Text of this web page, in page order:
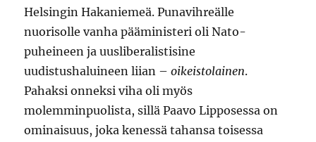
Helsingin Hakaniemeä. Punavihreälle
nuorisolle vanha pääministeri oli Nato-
puheineen ja uusliberalistisine
uudistushaluineen liian –oikeistolainen.
Pahaksi onneksi viha oli myös
molemminpuolista, sillä Paavo Lipposessa on
ominaisuus, joka kenessä tahansa toisessa